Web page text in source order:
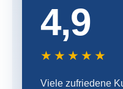
4,9
★★★★★
Viele zufriedene